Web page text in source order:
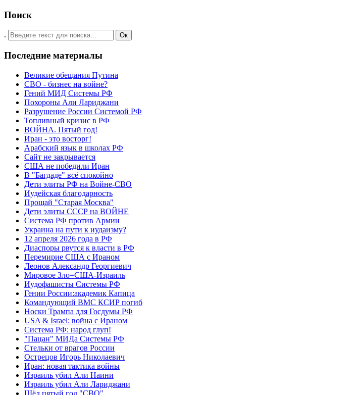
Поиск
. Ок
Последние материалы
Великие обещания Путина
СВО - бизнес на войне?
Гений МИД Системы РФ
Похороны Али Лариджани
Разрушение России Системой РФ
Топливный кризис в РФ
ВОЙНА. Пятый год!
Иран - это восторг!
Арабский язык в школах РФ
Сайт не закрывается
США не победили Иран
В "Багдаде" всё спокойно
Дети элиты РФ на Войне-СВО
Иудейская благодарность
Прощай "Старая Москва"
Дети элиты СССР на ВОЙНЕ
Система РФ против Армии
Украина на пути к иудаизму?
12 апреля 2026 года в РФ
Диаспоры рвутся к власти в РФ
Перемирие США с Ираном
Леонов Александр Георгиевич
Мировое Зло=США-Израиль
Иудофашисты Системы РФ
Гении России:академик Капица
Командующий ВМС КСИР погиб
Носки Трампа для Госдумы РФ
USA & Israel: война с Ираном
Система РФ: народ глуп!
"Пацан" МИДа Системы РФ
Стельки от врагов России
Острецов Игорь Николаевич
Иран: новая тактика войны
Израиль убил Али Наини
Израиль убил Али Лариджани
Шёл пятый год "СВО"